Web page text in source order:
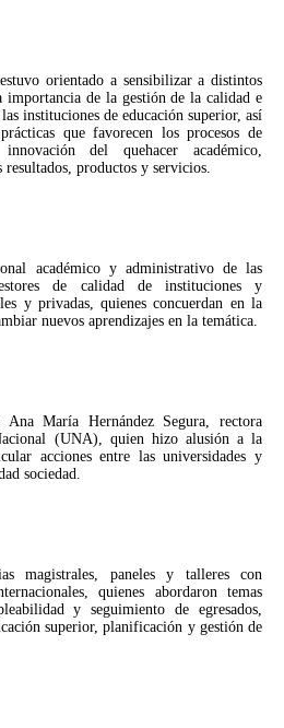
orientado a sensibilizar a distintos
importancia de la gestión de la calidad e
instituciones de educación superior, así
que favorecen los procesos de
del quehacer académico,
productos y servicios.
académico y administrativo de las
de calidad de instituciones y
y privadas, quienes concuerdan en la
nuevos aprendizajes en la temática.
María Hernández Segura, rectora
(UNA), quien hizo alusión a la
acciones entre las universidades y
sociedad.
magistrales, paneles y talleres con
quienes abordaron temas
y seguimiento de egresados,
superior, planificación y gestión de